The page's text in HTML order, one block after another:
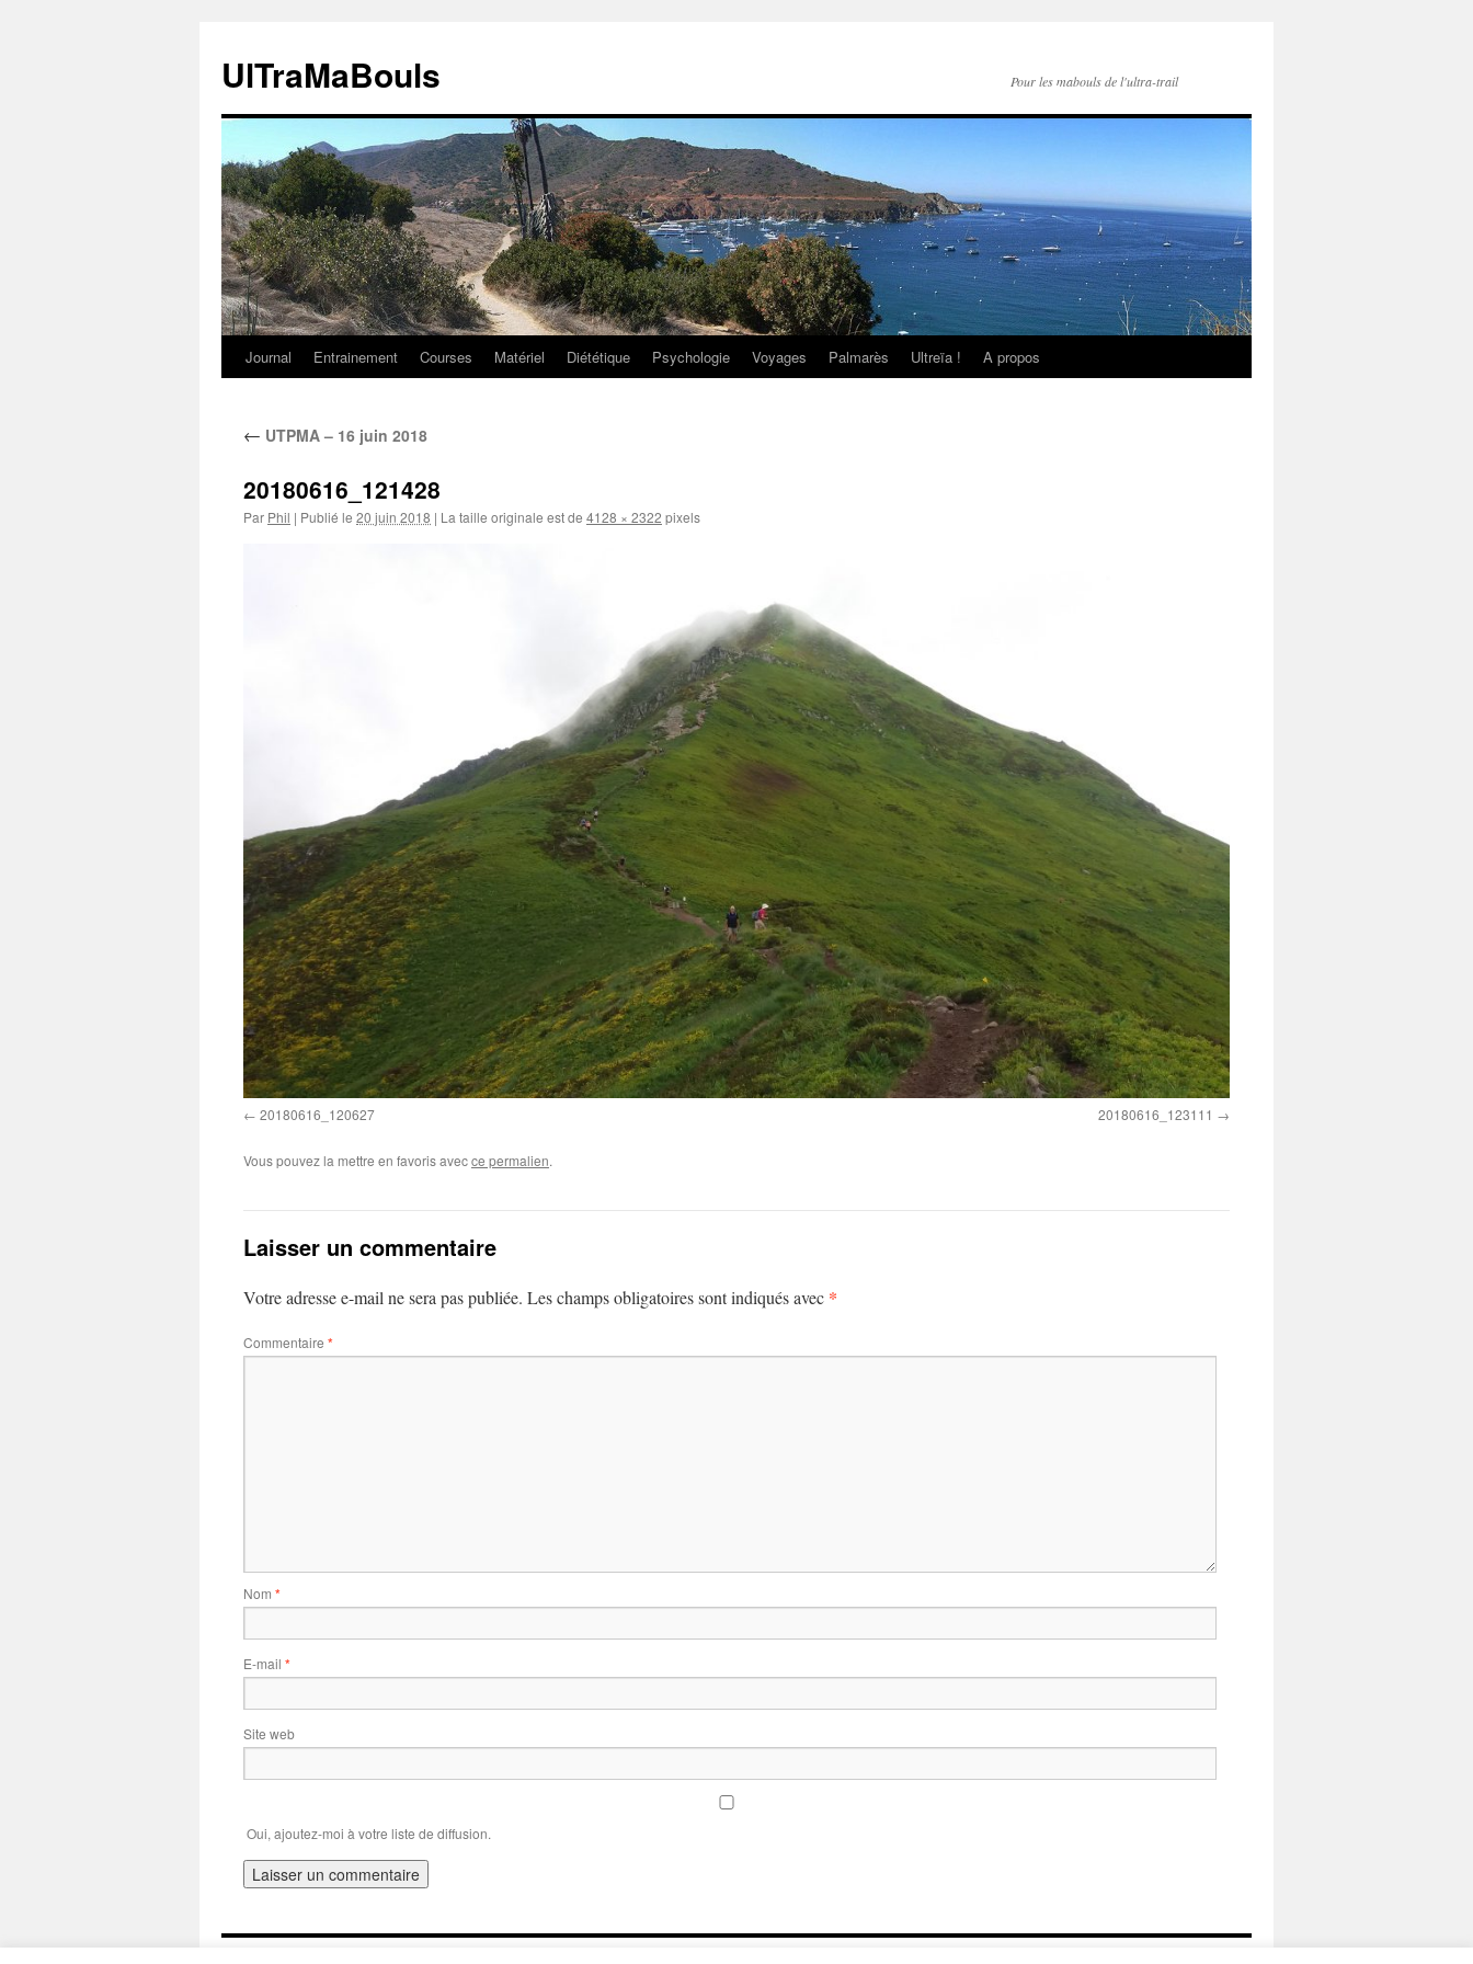
contenu
UlTraMaBouls Pour les mabouls de l'ultra-trail
Journal Entrainement Courses Matériel Diététique Psychologie Voyages Palmarès Ultreïa ! A propos
← UTPMA – 16 juin 2018
20180616_121428
Par Phil | Publié le 20 juin 2018 | La taille originale est de 4128 × 2322 pixels
20180616_120627 20180616_123111
Vous pouvez la mettre en favoris avecce permalien.
Laisser un commentaire
Votre adresse e-mail ne sera pas publiée. Les champs obligatoires sont indiqués avec *
Commentaire *
Nom *
E-mail *
Site web
Oui, ajoutez-moi à votre liste de diffusion.